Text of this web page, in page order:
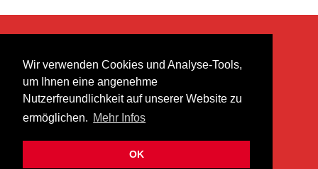
Wir verwenden Cookies und Analyse-Tools,
um Ihnen eine angenehme
Nutzerfreundlichkeit auf unserer Website zu
ermöglichen. Mehr Infos
OK
heer musik ag
Lättenstrasse 35
8952 Schlieren
info@heermusic.com